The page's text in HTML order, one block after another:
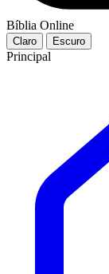
Bíblia Online
Claro Escuro
Principal